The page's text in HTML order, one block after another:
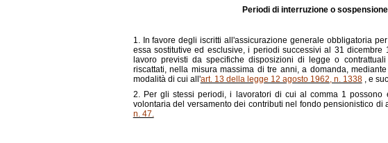
Periodi di interruzione o
1. In favore degli iscritti all'assicurazione generale obbligatoria
essa sostitutive ed esclusive, i periodi successivi al 31
lavoro previsti da specifiche disposizioni di legge o
riscattati, nella misura massima di tre anni, a domanda,
modalità di cui all'art. 13 della legge 12 agosto 1962, n. 1338, e
2. Per gli stessi periodi, i lavoratori di cui al comma 1 possono
volontaria del versamento dei contributi nel fondo pensionistico di
n. 47.